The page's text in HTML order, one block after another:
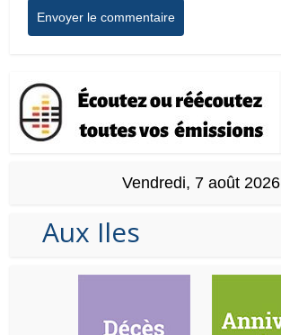
Vendredi, 7 août 2026
Aux Iles